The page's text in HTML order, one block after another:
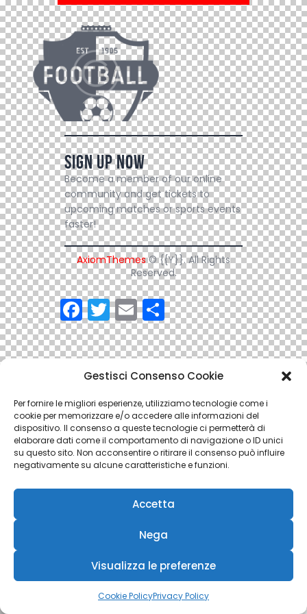
Gestisci Consenso Cookie
Per fornire le migliori esperienze, utilizziamo tecnologie come i
cookie per memorizzare e/o accedere alle informazioni del
dispositivo. Il consenso a queste tecnologie ci permetterà di
elaborare dati come il comportamento di navigazione o ID unici
su questo sito. Non acconsentire o ritirare il consenso può influire
negativamente su alcune caratteristiche e funzioni.
Accetta
Nega
Visualizza le preferenze
Cookie PolicyPrivacy Policy
Sign Up Now
Become a member of our online
community and get tickets to
upcoming matches or sports events
faster!
AxiomThemes© {{Y}}. All Rights
Reserved.
F
a
c
e
b
o
o
k
T
w
itt
er
E
m
ai
l
C
o
n
di
vi
di